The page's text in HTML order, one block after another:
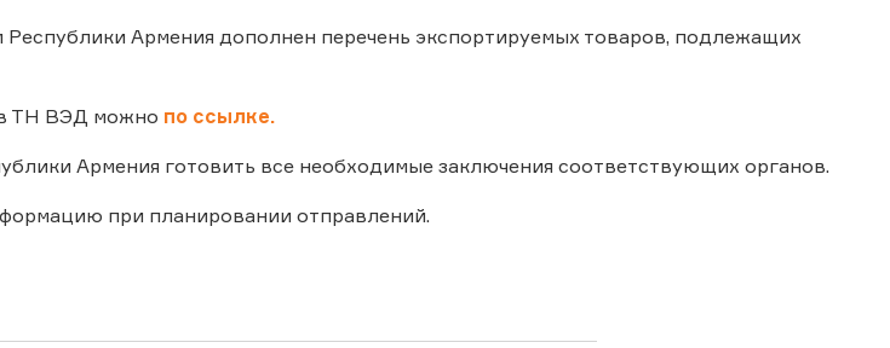
Армения дополнен перечень экспортируемых товаров, подлежащих
ТН ВЭД можно по ссылке.
Армения готовить все необходимые заключения соответствующих органов.
при планировании отправлений.